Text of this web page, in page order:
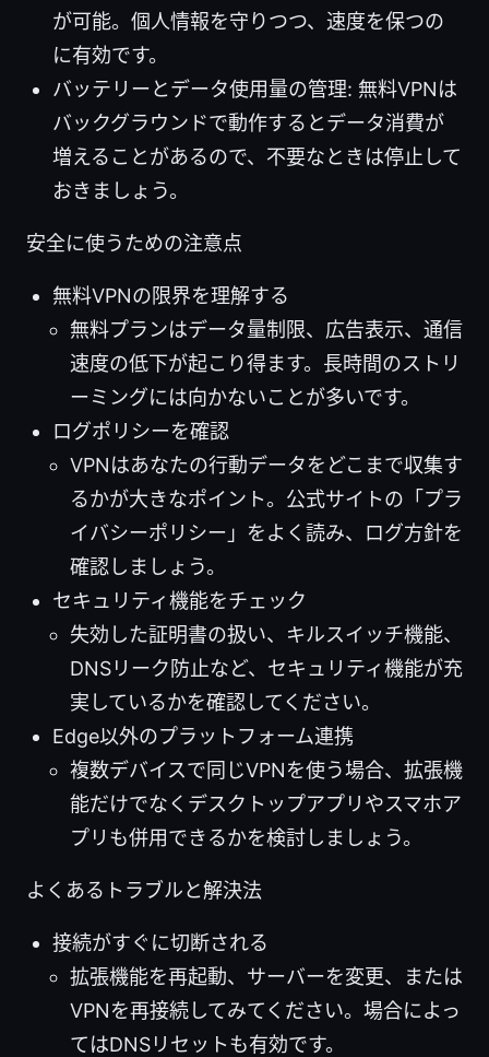
が可能。個人情報を守りつつ、速度を保つの
に有効です。
バッテリーとデータ使用量の管理: 無料VPNは
バックグラウンドで動作するとデータ消費が
増えることがあるので、不要なときは停止して
おきましょう。
安全に使うための注意点
無料VPNの限界を理解する
無料プランはデータ量制限、広告表示、通信
速度の低下が起こり得ます。長時間のストリ
ーミングには向かないことが多いです。
ログポリシーを確認
VPNはあなたの行動データをどこまで収集す
るかが大きなポイント。公式サイトの「プラ
イバシーポリシー」をよく読み、ログ方針を
確認しましょう。
セキュリティ機能をチェック
失効した証明書の扱い、キルスイッチ機能、
DNSリーク防止など、セキュリティ機能が充
実しているかを確認してください。
Edge以外のプラットフォーム連携
複数デバイスで同じVPNを使う場合、拡張機
能だけでなくデスクトップアプリやスマホア
プリも併用できるかを検討しましょう。
よくあるトラブルと解決法
接続がすぐに切断される
拡張機能を再起動、サーバーを変更、または
VPNを再接続してみてください。場合によっ
てはDNSリセットも有効です。